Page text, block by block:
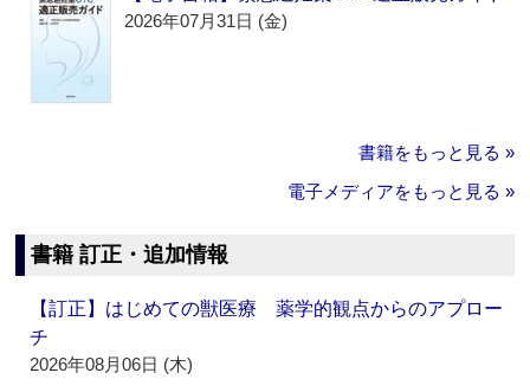
2026年07月31日 (金)
書籍をもっと見る »
電子メディアをもっと見る »
書籍 訂正・追加情報
【訂正】はじめての獣医療 薬学的観点からのアプロー
チ
2026年08月06日 (木)